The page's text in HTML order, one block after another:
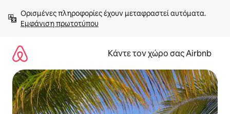
στο
περιεχόμενοΕμφάνιση πρωτοτύπου
Κάντε τον χώρο σας Airbnb